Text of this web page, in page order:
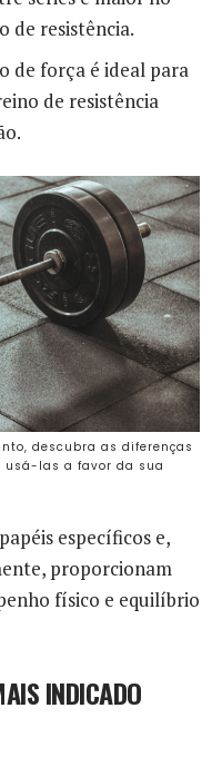
de resistência.
de força é ideal para
de resistência
descubra as diferenças
usá-las a favor da sua
específicos e,
proporcionam
físico e equilíbrio
INDICADO